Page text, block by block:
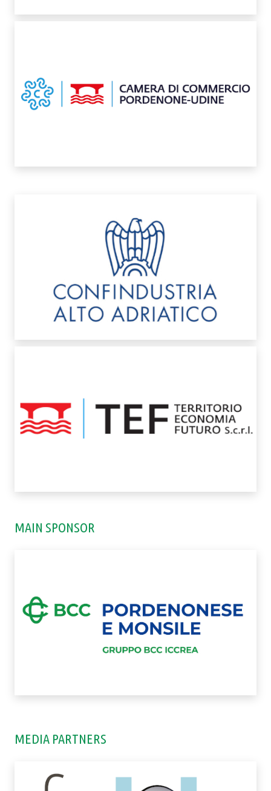
MAIN SPONSOR
MEDIA PARTNERS